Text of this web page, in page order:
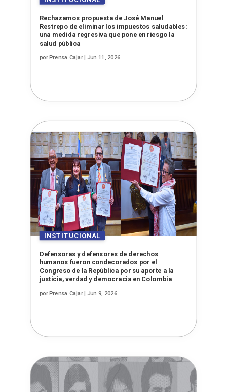
Rechazamos propuesta de José Manuel
Restrepo de eliminar los impuestos saludables:
una medida regresiva que pone en riesgo la
salud pública
porPrensa Cajar| Jun 11, 2026
Defensoras y defensores de derechos
humanos fueron condecorados por el
Congreso de la República por su aporte a la
justicia, verdad y democracia en Colombia
porPrensa Cajar| Jun 9, 2026